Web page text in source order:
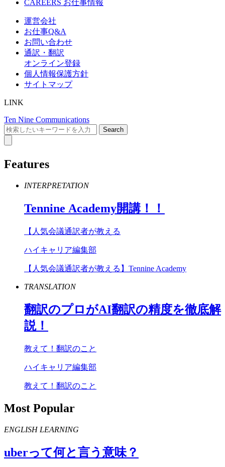
CAREERS お仕事情報
運営会社
お仕事Q&A
お問い合わせ
通訳・翻訳
オンライン登録
個人情報保護方針
サイトマップ
LINK
Ten Nine Communications
Features
INTERPRETATION
Tennine Academy開講！！
【人気会議通訳者が教える
ハイキャリア編集部
【人気会議通訳者が教える】Tennine Academy
TRANSLATION
翻訳のプロがAI翻訳の精度を徹底解
説！
教えて！翻訳のこと
ハイキャリア編集部
教えて！翻訳のこと
Most Popular
ENGLISH LEARNING
uberって何と言う意味？